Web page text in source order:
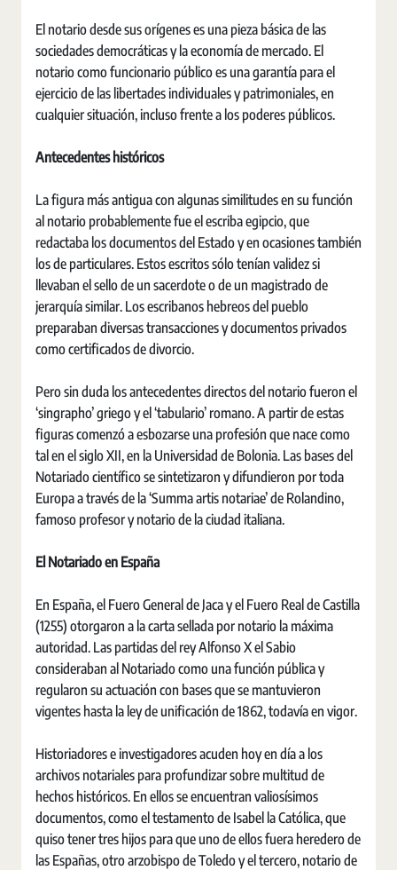
El notario desde sus orígenes es una pieza básica de las
sociedades democráticas y la economía de mercado. El
notario como funcionario público es una garantía para el
ejercicio de las libertades individuales y patrimoniales, en
cualquier situación, incluso frente a los poderes públicos.
Antecedentes históricos
La figura más antigua con algunas similitudes en su función
al notario probablemente fue el escriba egipcio, que
redactaba los documentos del Estado y en ocasiones también
los de particulares. Estos escritos sólo tenían validez si
llevaban el sello de un sacerdote o de un magistrado de
jerarquía similar. Los escribanos hebreos del pueblo
preparaban diversas transacciones y documentos privados
como certificados de divorcio.
Pero sin duda los antecedentes directos del notario fueron el
‘singrapho’ griego y el ‘tabulario’ romano. A partir de estas
figuras comenzó a esbozarse una profesión que nace como
tal en el siglo XII, en la Universidad de Bolonia. Las bases del
Notariado científico se sintetizaron y difundieron por toda
Europa a través de la ‘Summa artis notariae’ de Rolandino,
famoso profesor y notario de la ciudad italiana.
El Notariado en España
En España, el Fuero General de Jaca y el Fuero Real de Castilla
(1255) otorgaron a la carta sellada por notario la máxima
autoridad. Las partidas del rey Alfonso X el Sabio
consideraban al Notariado como una función pública y
regularon su actuación con bases que se mantuvieron
vigentes hasta la ley de unificación de 1862, todavía en vigor.
Historiadores e investigadores acuden hoy en día a los
archivos notariales para profundizar sobre multitud de
hechos históricos. En ellos se encuentran valiosísimos
documentos, como el testamento de Isabel la Católica, que
quiso tener tres hijos para que uno de ellos fuera heredero de
las Españas, otro arzobispo de Toledo y el tercero, notario de